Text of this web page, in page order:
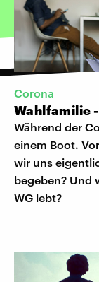
Corona
Wahlfamilie
Während der
einem Boot.
wir uns
begeben? Und
WG lebt?